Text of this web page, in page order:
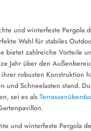
und winterfeste Pergola
Wahl für stabiles
bietet zahlreiche Vorteile
Jahr über den
robusten Konstruktion
und Schneelasten stand.
sei es als
und winterfeste Pergola